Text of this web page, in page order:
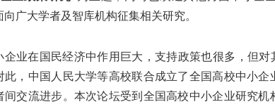
向广大学者及智库机构征集相关研究。
企业在国民经济中作用巨大，支持政策也很多，但对
此，中国人民大学等高校联合成立了全国高校中小
间交流进步。本次论坛受到全国高校中小企业研究